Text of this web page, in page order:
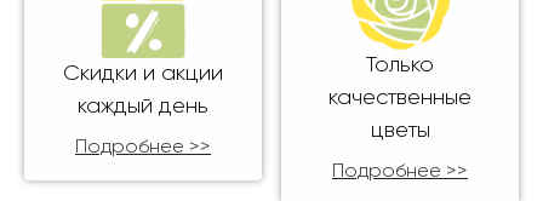
Скидки и акции
каждый день
Подробнее >>
Только
качественные
цветы
Подробнее >>